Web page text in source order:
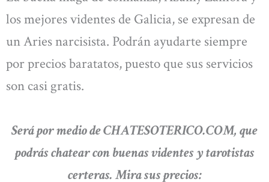
los mejores videntes de Galicia, se expresan de
un Aries narcisista. Podrán ayudarte siempre
por precios baratatos, puesto que sus servicios
son casi gratis.
Será por medio de CHATESOTERICO.COM, que
podrás chatear con buenas videntes y tarotistas
certeras. Mira sus precios: